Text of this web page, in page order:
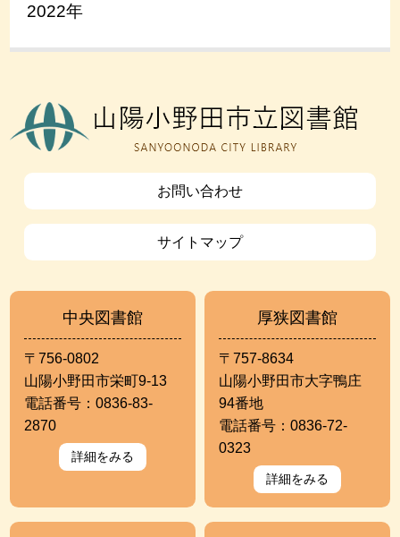
2022年
お問い合わせ
サイトマップ
中央図書館
〒756-0802
山陽小野田市栄町9-13
電話番号：0836-83-
2870
詳細をみる
厚狭図書館
〒757-8634
山陽小野田市大字鴨庄
94番地
電話番号：0836-72-
0323
詳細をみる